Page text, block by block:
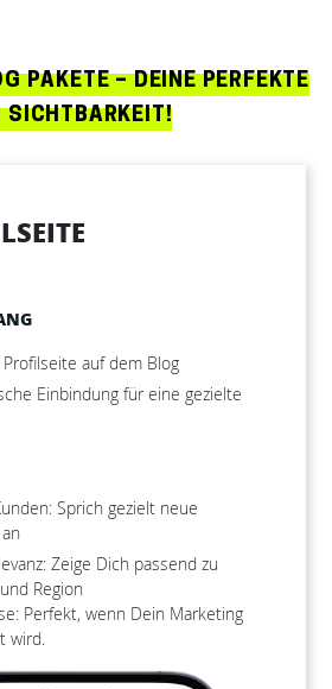
PAKETE – DEINE PERFEKTE
SICHTBARKEIT!
auf dem Blog
Einbindung für eine gezielte
Sprich gezielt neue
Zeige Dich passend zu
Region
Perfekt, wenn Dein Marketing
wird.